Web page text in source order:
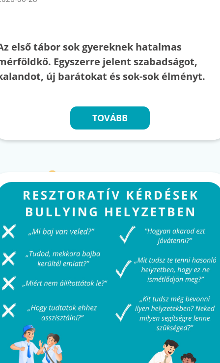
első tábor sok gyereknek hatalmas
Egyszerre jelent szabadságot,
új barátokat és sok-sok élményt.
TOVÁBB